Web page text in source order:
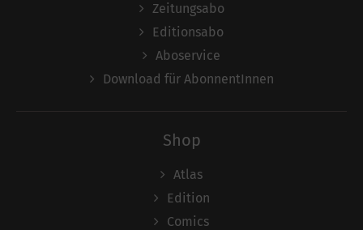
Zeitungsabo
Editionsabo
Aboservice
Download für AbonnentInnen
Shop
Atlas
Edition
Comics